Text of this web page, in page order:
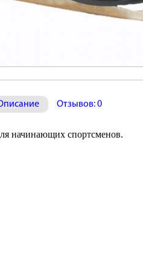
Отзывов: 0
начинающих спортсменов.